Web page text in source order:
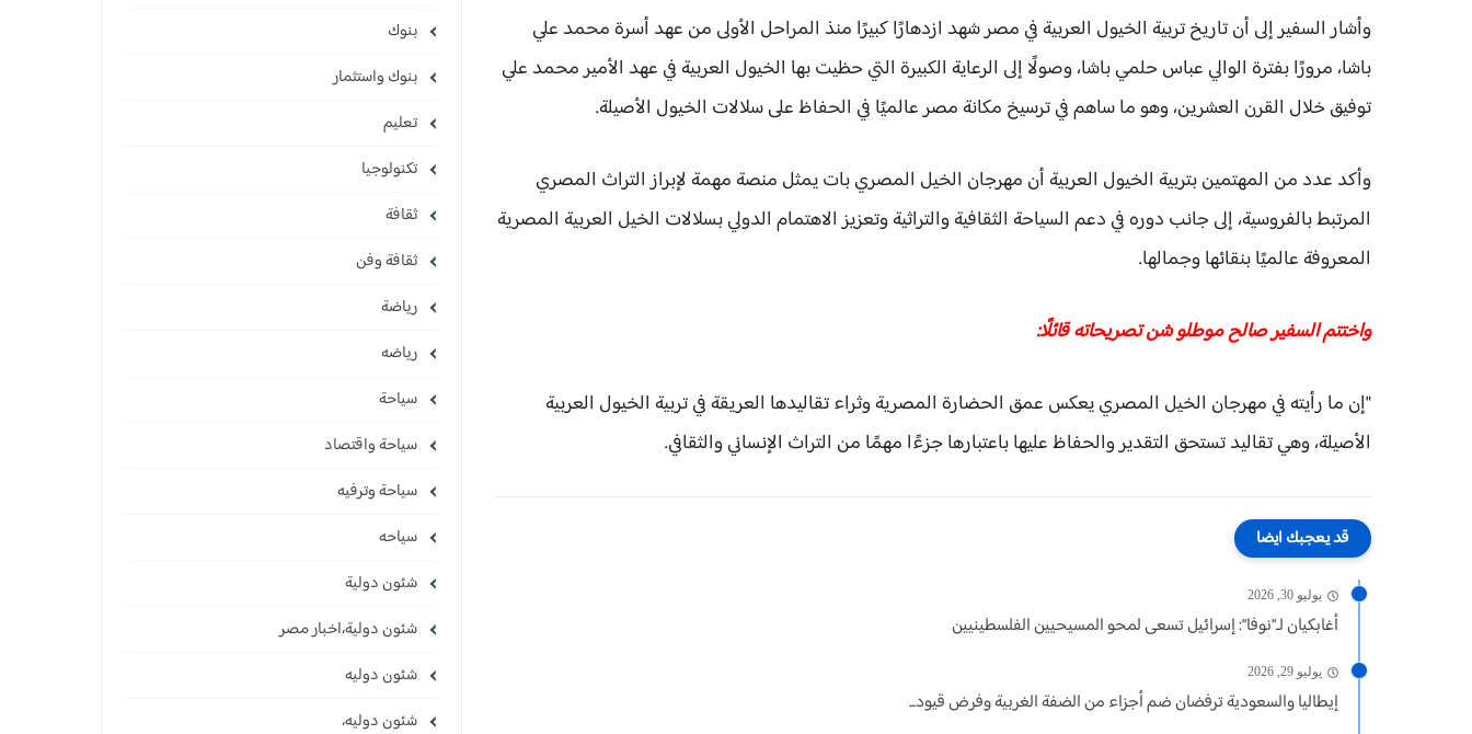
وأشار السفير إلى أن تاريخ تربية الخيول العربية في مصر شهد ازدهارًا كبيرًا منذ المراحل الأولى من عهد أسرة محمد علي
باشا، مرورًا بفترة الوالي عباس حلمي باشا، وصولًا إلى الرعاية الكبيرة التي حظيت بها الخيول العربية في عهد الأمير محمد علي
توفيق خلال القرن العشرين، وهو ما ساهم في ترسيخ مكانة مصر عالميًا في الحفاظ على سلالات الخيول الأصيلة.
وأكد عدد من المهتمين بتربية الخيول العربية أن مهرجان الخيل المصري بات يمثل منصة مهمة لإبراز التراث المصري
المرتبط بالفروسية، إلى جانب دوره في دعم السياحة الثقافية والتراثية وتعزيز الاهتمام الدولي بسلالات الخيل العربية المصرية
المعروفة عالميًا بنقائها وجمالها.
واختتم السفير صالح موطلو شن تصريحاته قائلًا:
"إن ما رأيته في مهرجان الخيل المصري يعكس عمق الحضارة المصرية وثراء تقاليدها العريقة في تربية الخيول العربية
الأصيلة، وهي تقاليد تستحق التقدير والحفاظ عليها باعتبارها جزءًا مهمًا من التراث الإنساني والثقافي.
قد يعجبك ايضا
يوليو 30, 2026
أغابكيان لـ"نوفا": إسرائيل تسعى لمحو المسيحيين الفلسطينيين
يوليو 29, 2026
إيطاليا والسعودية ترفضان ضم أجزاء من الضفة الغربية وفرض قيود...
بنوك
بنوك واستثمار
تعليم
تكنولوجيا
ثقافة
ثقافة وفن
رياضة
رياضه
سياحة
سياحة واقتصاد
سياحة وترفيه
سياحه
شئون دولية
شئون دولية،اخبار مصر
شئون دوليه
شئون دوليه،